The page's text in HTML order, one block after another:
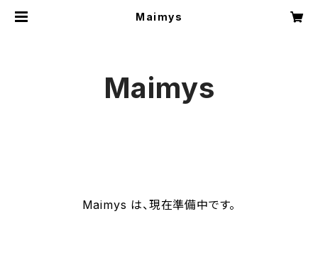
Maimys
Maimys
Maimys は、現在準備中です。